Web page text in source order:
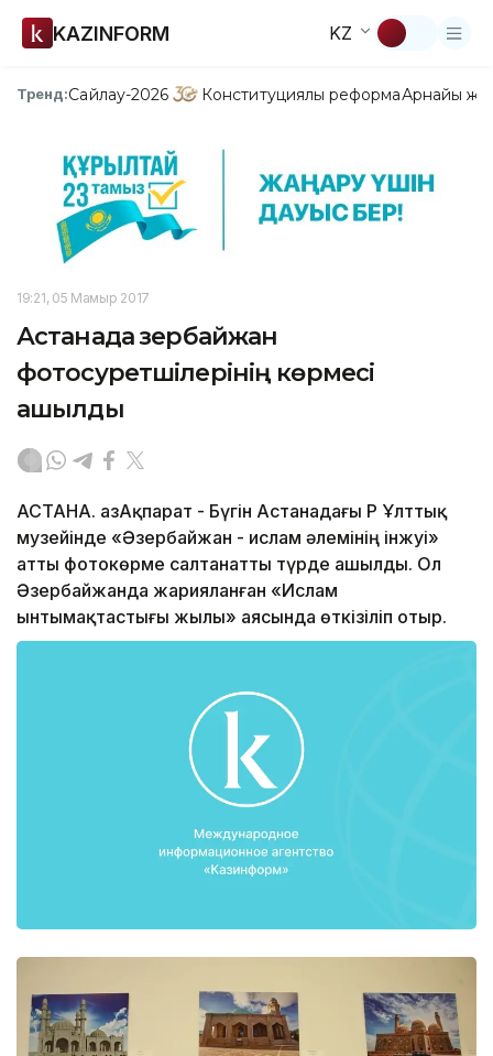
KAZINFORM KZ
Тренд:Сайлау-2026 Конституциялық реформаАрнайы
19:21, 05 Мамыр 2017
Астанада Әзербайжан
фотосуретшілерінің көрмесі
ашылды
АСТАНА. ҚазАқпарат - Бүгін Астанадағы ҚР Ұлттық
музейінде «Әзербайжан - ислам әлемінің інжуі»
атты фотокөрме салтанатты түрде ашылды. Ол
Әзербайжанда жарияланған «Ислам
ынтымақтастығы жылы» аясында өткізіліп отыр.